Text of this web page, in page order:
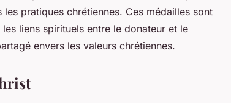
pratiques chrétiennes. Ces médailles sont
liens spirituels entre le donateur et le
envers les valeurs chrétiennes.